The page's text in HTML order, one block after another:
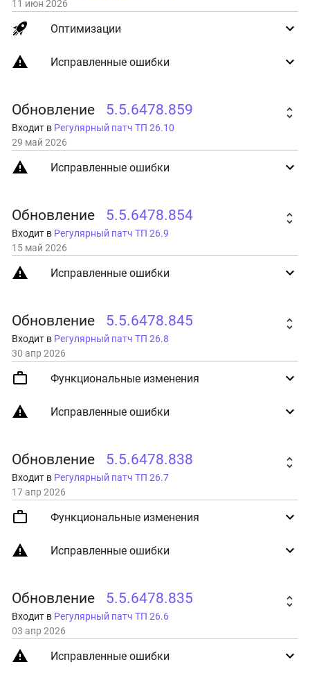
11 июн 2026
Оптимизации
Исправленные ошибки
Обновление 5.5.6478.859
Входит в Регулярный патч ТП 26.10
29 май 2026
Исправленные ошибки
Обновление 5.5.6478.854
Входит в Регулярный патч ТП 26.9
15 май 2026
Исправленные ошибки
Обновление 5.5.6478.845
Входит в Регулярный патч ТП 26.8
30 апр 2026
Функциональные изменения
Исправленные ошибки
Обновление 5.5.6478.838
Входит в Регулярный патч ТП 26.7
17 апр 2026
Функциональные изменения
Исправленные ошибки
Обновление 5.5.6478.835
Входит в Регулярный патч ТП 26.6
03 апр 2026
Исправленные ошибки